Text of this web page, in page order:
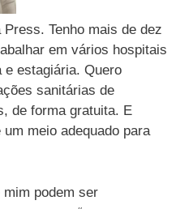
Tenho mais de dez
em vários hospitais
estagiária. Quero
sanitárias de
de forma gratuita. E
meio adequado para
podem ser